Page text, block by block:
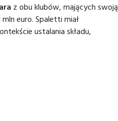
z obu klubów, mających swoją
euro. Spaletti miał
ustalania składu,